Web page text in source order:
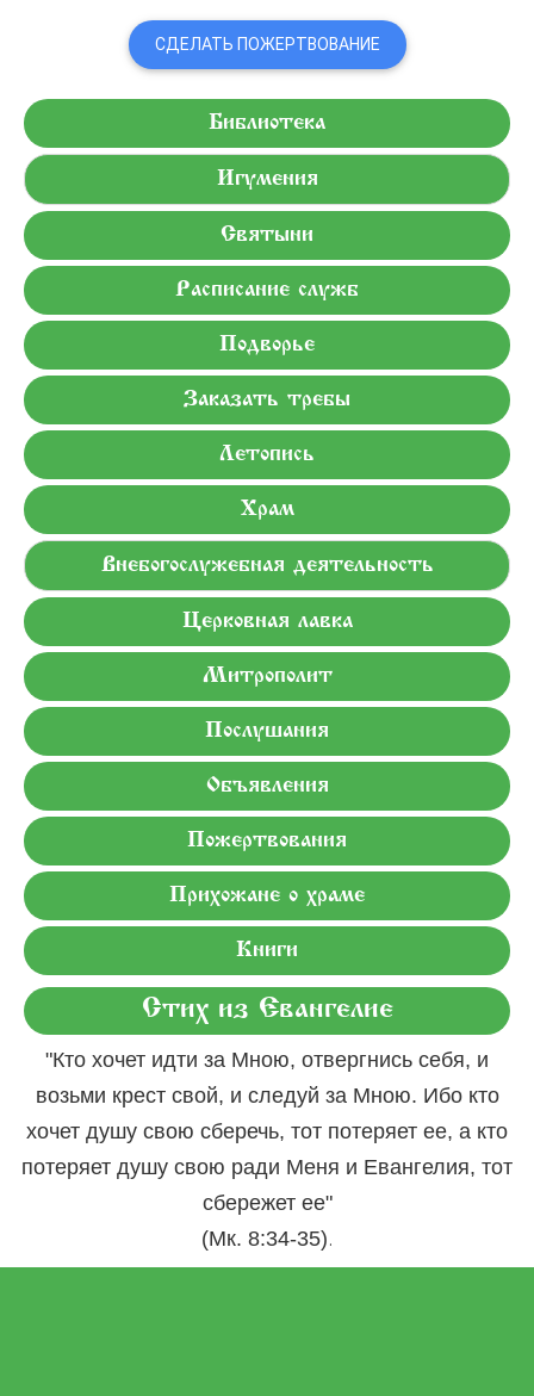
СДЕЛАТЬ ПОЖЕРТВОВАНИЕ
Библиотека
Игумения
Святыни
Расписание служб
Подворье
Заказать требы
Летопись
Храм
Внебогослужебная деятельность
Церковная лавка
Митрополит
Послушания
Объявления
Пожертвования
Прихожане о храме
Книги
Стих из Евангелие
"Кто хочет идти за Мною, отвергнись себя, и
возьми крест свой, и следуй за Мною. Ибо кто
хочет душу свою сберечь, тот потеряет ее, а кто
потеряет душу свою ради Меня и Евангелия, тот
сбережет ее"
(Мк. 8:34-35).